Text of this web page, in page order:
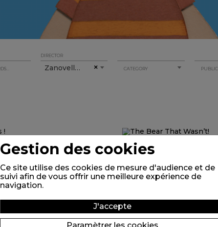
DIRECTOR
×
Zanovello Augusto CATEGORY PUBLIC
Gestion des cookies
Ce site utilise des cookies de mesure d'audience et de
suivi afin de vous offrir une meilleure expérience de
navigation.
J'accepte
Paramètrer les cookies